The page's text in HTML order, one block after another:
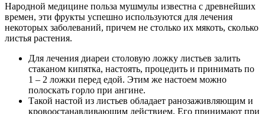
Народной медицине польза мушмулы известна с древнейших
времен, эти фрукты успешно используются для лечения
некоторых заболеваний, причем не столько их мякоть, сколько
листья растения.
Для лечения диареи столовую ложку листьев залить
стаканом кипятка, настоять, процедить и принимать по
1 – 2 ложки перед едой. Этим же настоем можно
полоскать горло при ангине.
Такой настой из листьев обладает ранозаживляющим и
кровоостанавливающим действием. Его принимают при